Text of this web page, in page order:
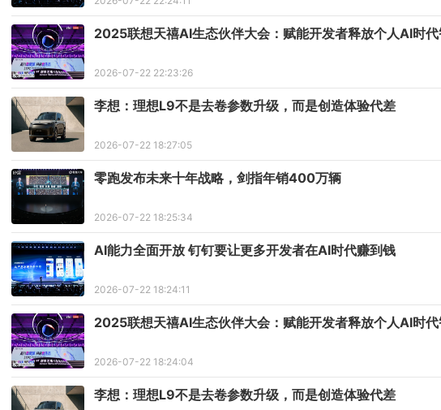
2025联想天禧AI生态伙伴大会：赋能开发者释放个人AI时
2026-07-22 22:23:26
李想：理想L9不是去卷参数升级，而是创造体验代差
2026-07-22 18:27:05
零跑发布未来十年战略，剑指年销400万辆
2026-07-22 18:25:34
AI能力全面开放 钉钉要让更多开发者在AI时代赚到钱
2026-07-22 18:24:11
2025联想天禧AI生态伙伴大会：赋能开发者释放个人AI时
2026-07-22 18:24:04
李想：理想L9不是去卷参数升级，而是创造体验代差